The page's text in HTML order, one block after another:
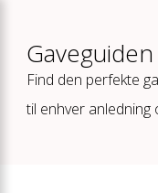
Find den perfekte
til enhver anledning